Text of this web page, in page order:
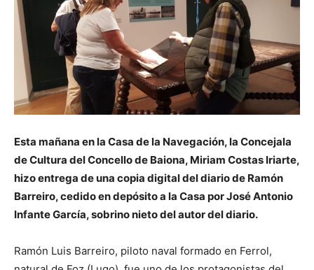
Esta mañana en la Casa de la Navegación, la Concejala
de Cultura del Concello de Baiona, Miriam Costas Iriarte,
hizo entrega de una copia digital del diario de Ramón
Barreiro, cedido en depósito a la Casa por José Antonio
Infante García, sobrino nieto del autor del diario.
Ramón Luis Barreiro, piloto naval formado en Ferrol,